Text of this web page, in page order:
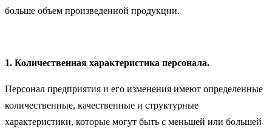
больше объем произведенной продукции.
1. Количественная характеристика персонала.
Персонал предприятия и его изменения имеют определенные
количественные, качественные и структурные
характеристики, которые могут быть с меньшей или большей